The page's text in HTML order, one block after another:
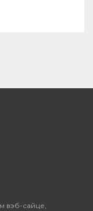
вэб-сайце,